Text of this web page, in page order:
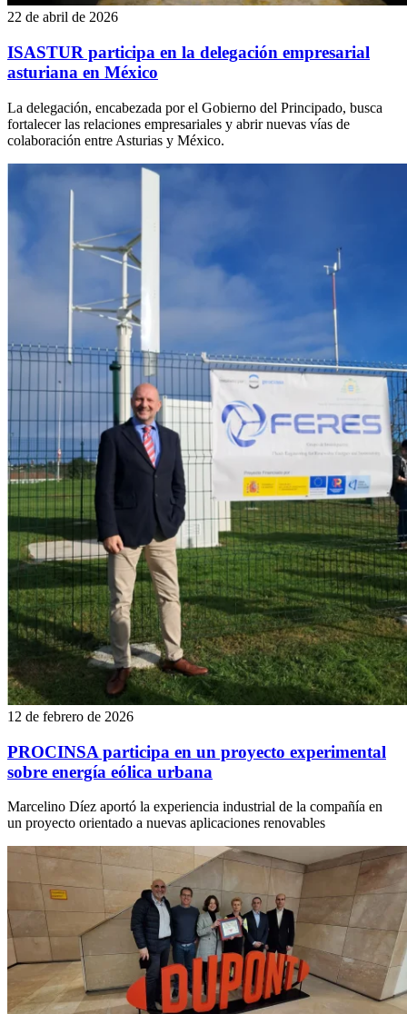
22 de abril de 2026
ISASTUR participa en la delegación empresarial
asturiana en México
La delegación, encabezada por el Gobierno del Principado, busca
fortalecer las relaciones empresariales y abrir nuevas vías de
colaboración entre Asturias y México.
12 de febrero de 2026
PROCINSA participa en un proyecto experimental
sobre energía eólica urbana
Marcelino Díez aportó la experiencia industrial de la compañía en
un proyecto orientado a nuevas aplicaciones renovables